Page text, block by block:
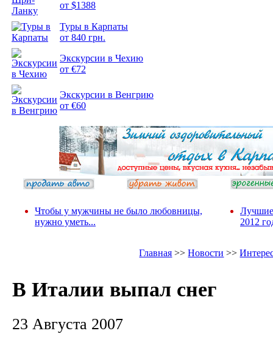
от $1388
Туры в Карпаты
от 840 грн.
Экскурсии в Чехию
от €72
Экскурсии в Венгрию
от €60
Чтобы у мужчины не было любовницы,
нужно уметь...
Лучшие
2012
Главная >>Новости >>
В Италии выпал снег
23 Августа 2007